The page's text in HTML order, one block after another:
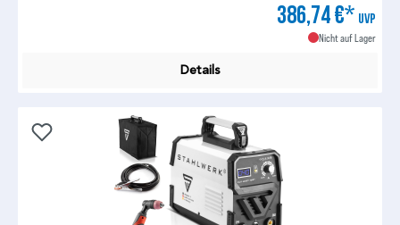
386,74 €* UVP
Nicht auf Lager
Details